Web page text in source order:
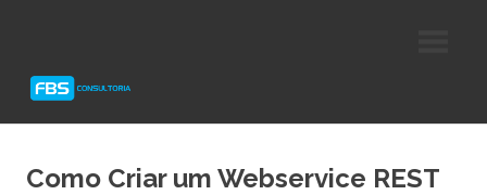
Protheus
Como Criar um Webservice REST